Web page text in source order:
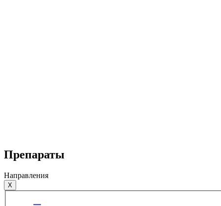
Препараты
Направления
X